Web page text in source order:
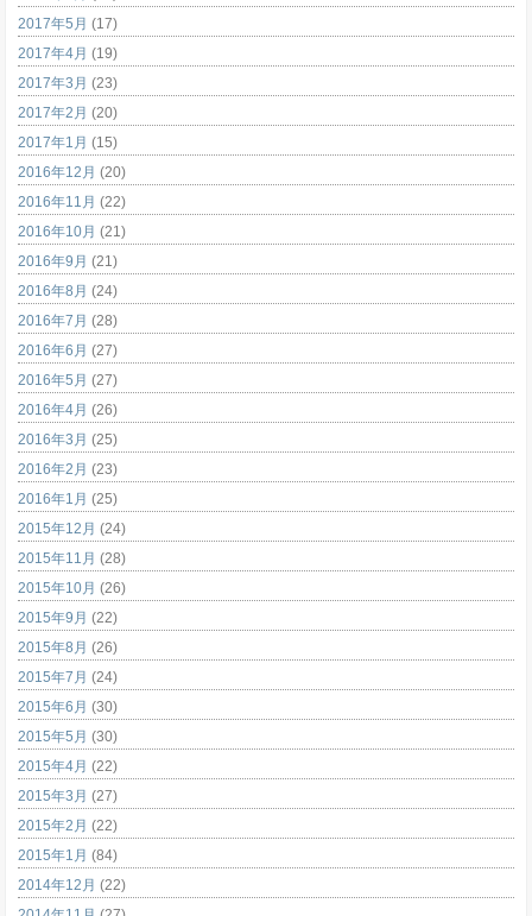
2017年5月 (17)
2017年4月 (19)
2017年3月 (23)
2017年2月 (20)
2017年1月 (15)
2016年12月 (20)
2016年11月 (22)
2016年10月 (21)
2016年9月 (21)
2016年8月 (24)
2016年7月 (28)
2016年6月 (27)
2016年5月 (27)
2016年4月 (26)
2016年3月 (25)
2016年2月 (23)
2016年1月 (25)
2015年12月 (24)
2015年11月 (28)
2015年10月 (26)
2015年9月 (22)
2015年8月 (26)
2015年7月 (24)
2015年6月 (30)
2015年5月 (30)
2015年4月 (22)
2015年3月 (27)
2015年2月 (22)
2015年1月 (84)
2014年12月 (22)